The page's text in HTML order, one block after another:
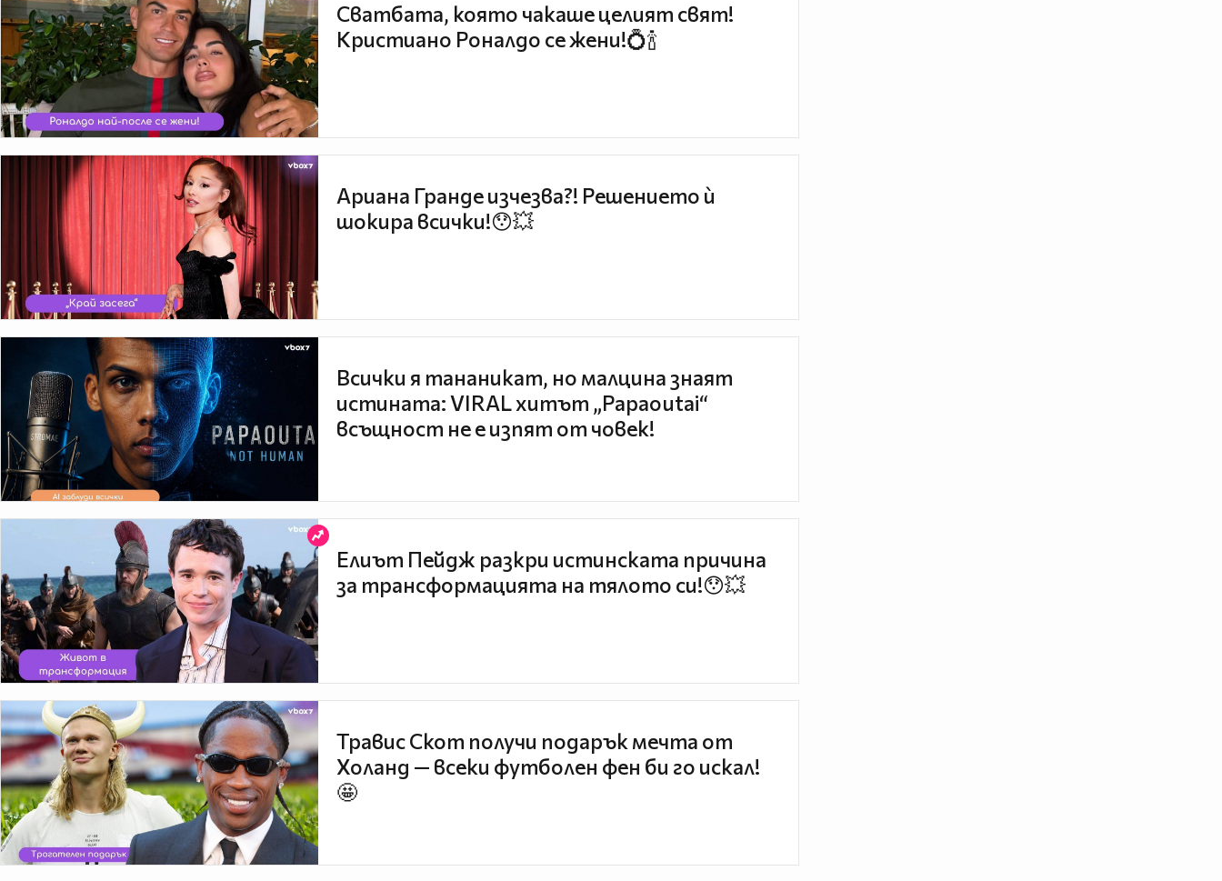
Сватбата, която чакаше целият свят!
Кристиано Роналдо се жени!💍🍾
Ариана Гранде изчезва?! Решението ѝ
шокира всички!😯💥
Всички я тананикат, но малцина знаят
истината: VIRAL хитът „Papaoutai“
всъщност не е изпят от човек!
Елиът Пейдж разкри истинската причина
за трансформацията на тялото си!😯💥
Травис Скот получи подарък мечта от
Холанд — всеки футболен фен би го искал!
🤩